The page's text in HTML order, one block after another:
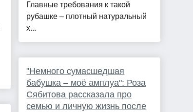
Главные требования к такой
рубашке – плотный натуральный
х...
"Немного сумасшедшая
бабушка – моё амплуа": Роза
Сябитова рассказала про
семью и личную жизнь после